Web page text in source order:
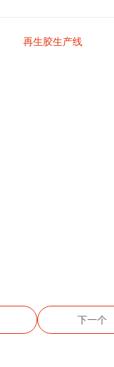
再生胶生产线
下一个